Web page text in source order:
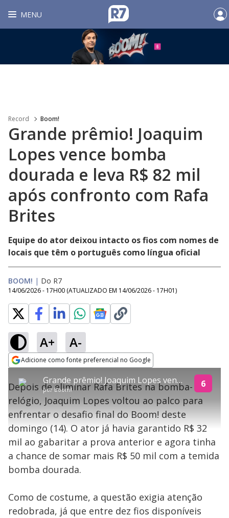
MENU
Record Boom!
Grande prêmio! Joaquim
Lopes vence bomba
dourada e leva R$ 82 mil
após confronto com Rafa
Brites
Equipe do ator deixou intacto os fios com nomes de
locais que têm o português como língua oficial
BOOM! | Do R7
14/06/2026 - 17H00 (ATUALIZADO EM 14/06/2026 - 17H01)
A+ A-
Adicione como fonte preferencial no Google
a
modal
window.
modal
be
by
the
Escape
key
the
close
button.
explore
Conteúdo bloqueado
Lamentamos, mas o vídeo que está tentando assisitr é de exibição
exclusiva em território brasileiro :-(
Grande prêmio! Joaquim Lopes vence bomba dourada e leva R$ 82 mil após confronto com Rafa Brites
por Boom!
6
Depois de eliminar Rafa Brites na bomba-
relógio, Joaquim Lopes voltou ao palco para
enfrentar o desafio final do Boom! deste
domingo (14). O ator já havia garantido R$ 32
mil ao gabaritar a prova anterior e agora tinha
a chance de somar mais R$ 50 mil com a temida
bomba dourada.
Como de costume, a questão exigia atenção
redobrada, já que entre dez fios disponíveis